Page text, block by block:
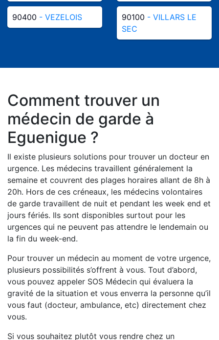
90400 - VEZELOIS 90100 - VILLARS LE
SEC
Comment trouver un
médecin de garde à
Eguenigue ?
Il existe plusieurs solutions pour trouver un docteur en
urgence. Les médecins travaillent généralement la
semaine et couvrent des plages horaires allant de 8h à
20h. Hors de ces créneaux, les médecins volontaires
de garde travaillent de nuit et pendant les week end et
jours fériés. Ils sont disponibles surtout pour les
urgences qui ne peuvent pas attendre le lendemain ou
la fin du week-end.
Pour trouver un médecin au moment de votre urgence,
plusieurs possibilités s’offrent à vous. Tout d’abord,
vous pouvez appeler SOS Médecin qui évaluera la
gravité de la situation et vous enverra la personne qu’il
vous faut (docteur, ambulance, etc) directement chez
vous.
Si vous souhaitez plutôt vous rendre chez un